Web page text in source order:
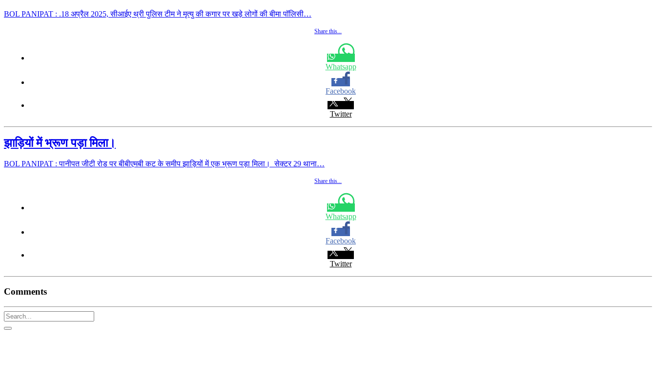
BOL PANIPAT : .18 अप्रैल 2025, सीआईए थ्री पुलिस टीम ने मृत्यु की कगार पर खड़े लोगों की बीमा पॉलिसी…
Share this...
Whatsapp
Facebook
Twitter
झाड़ियों में भ्रूण पड़ा मिला।
BOL PANIPAT : पानीपत जीटी रोड पर बीबीएमबी कट के समीप झाड़ियों में एक भ्रूण पड़ा मिला। सेक्टर 29 थाना…
Share this...
Whatsapp
Facebook
Twitter
Comments